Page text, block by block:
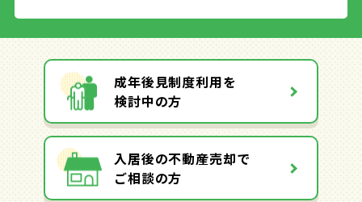
成年後見制度利用を
検討中の方
入居後の不動産売却で
ご相談の方